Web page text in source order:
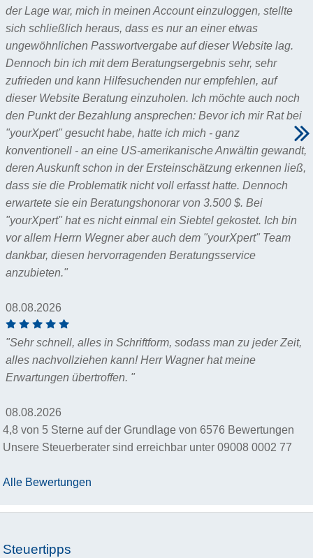
der Lage war, mich in meinen Account einzuloggen, stellte
sich schließlich heraus, dass es nur an einer etwas
ungewöhnlichen Passwortvergabe auf dieser Website lag.
Dennoch bin ich mit dem Beratungsergebnis sehr, sehr
zufrieden und kann Hilfesuchenden nur empfehlen, auf
dieser Website Beratung einzuholen. Ich möchte auch noch
den Punkt der Bezahlung ansprechen: Bevor ich mir Rat bei
"yourXpert" gesucht habe, hatte ich mich - ganz
konventionell - an eine US-amerikanische Anwältin gewandt,
deren Auskunft schon in der Ersteinschätzung erkennen ließ,
dass sie die Problematik nicht voll erfasst hatte. Dennoch
erwartete sie ein Beratungshonorar von 3.500 $. Bei
"yourXpert" hat es nicht einmal ein Siebtel gekostet. Ich bin
vor allem Herrn Wegner aber auch dem "yourXpert" Team
dankbar, diesen hervorragenden Beratungsservice
anzubieten."
08.08.2026
"Sehr schnell, alles in Schriftform, sodass man zu jeder Zeit,
alles nachvollziehen kann! Herr Wagner hat meine
Erwartungen übertroffen. "
08.08.2026
4,8 von 5 Sterne auf der Grundlage von 6576 Bewertungen
Unsere Steuerberater sind erreichbar unter 09008 0002 77
Alle Bewertungen
Steuertipps